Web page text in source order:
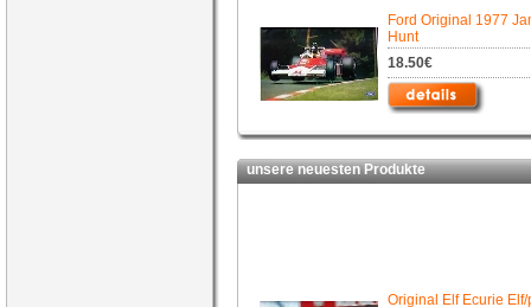
Ford Original 1977
Hunt
18.50€
unsere neuesten Produkte
Original Elf Ecurie